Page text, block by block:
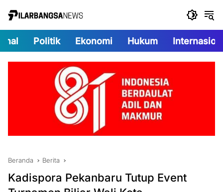
Politik Ekonomi Hukum
Beranda Berita
Kadispora Pekanbaru Tutup Event